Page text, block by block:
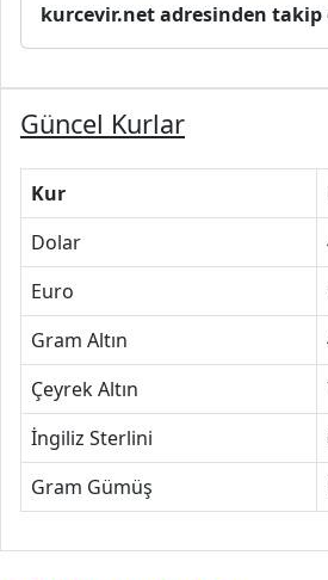
kurcevir.net adresinden
Güncel Kurlar
Kur
Dolar
Euro
Gram Altın
Çeyrek Altın
İngiliz Sterlini
Gram Gümüş